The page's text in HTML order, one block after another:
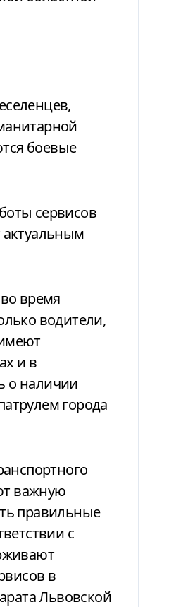
боевые
сервисов
актуальным
время
водители,
и в
о наличии
города
важную
правильные
с
в
Львовской